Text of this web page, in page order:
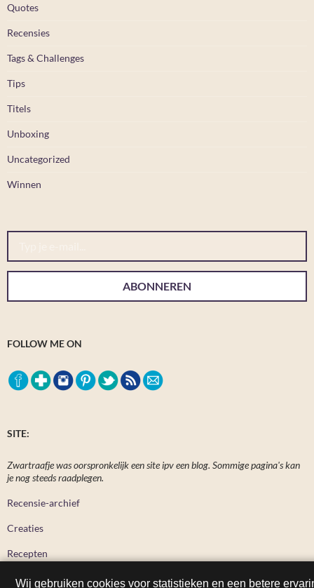
Quotes
Recensies
Tags & Challenges
Tips
Titels
Unboxing
Uncategorized
Winnen
Typ je e-mail...
ABONNEREN
FOLLOW ME ON
SITE:
Zwartraafje was oorspronkelijk een site ipv een blog. Sommige pagina's kan
je nog steeds raadplegen.
Recensie-archief
Creaties
Recepten
Wij gebruiken cookies voor statistieken en een betere